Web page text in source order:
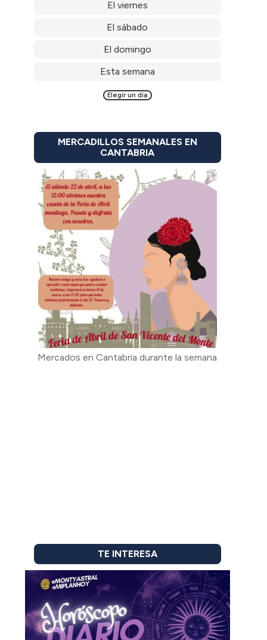
El viernes
El sábado
El domingo
Esta semana
Elegir un día
MERCADILLOS SEMANALES EN
CANTABRIA
Mercados en Cantabria durante la semana
TE INTERESA